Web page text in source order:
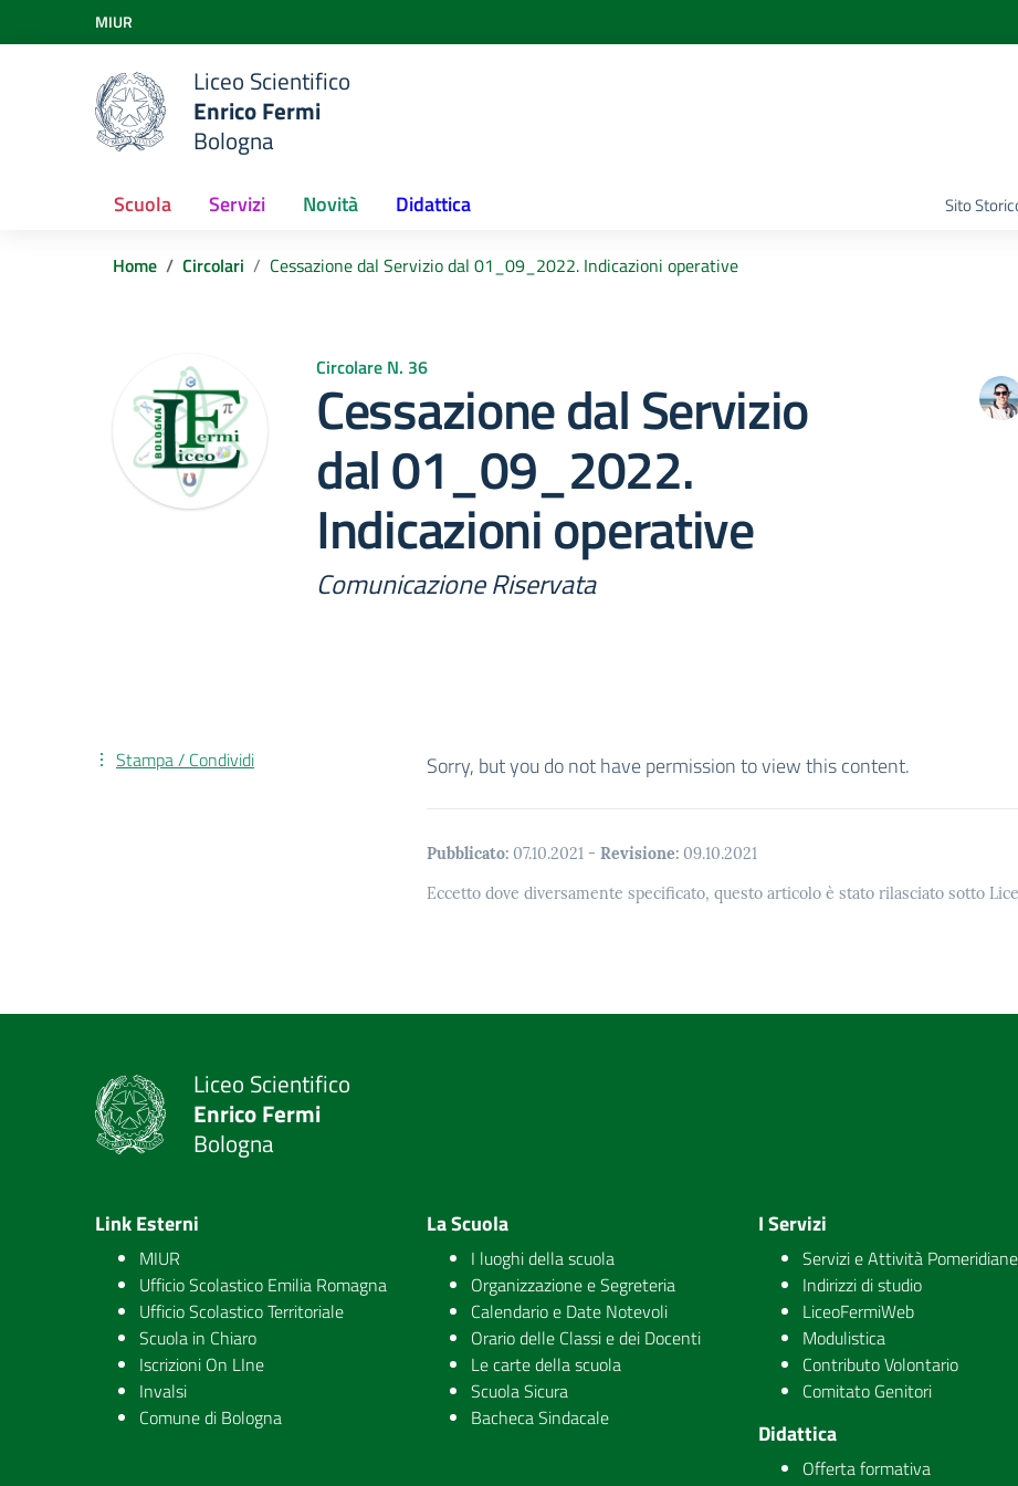
Vai ai contenuti
Vai al menu di navigazione
Vai al footer
MIUR
Liceo Scientifico
Enrico Fermi
Bologna
Sito
Scuola Servizi Novità Didattica
Home Circolari Cessazione dal Servizio dal 01_09_2022. Indicazioni operative
Circolare N. 36
Cessazione dal Servizio
dal 01_09_2022.
Indicazioni operative
Comunicazione Riservata
Sorry, but you do not have permission to view this content.
Pubblicato: 07.10.2021 - Revisione: 09.10.2021
Eccetto dove diversamente specificato, questo articolo è stato rilasciato sotto
Stampa / Condividi
Liceo Scientifico
Enrico Fermi
Bologna
Link Esterni
MIUR
Ufficio Scolastico Emilia Romagna
Ufficio Scolastico Territoriale
Scuola in Chiaro
Iscrizioni On LIne
Invalsi
Comune di Bologna
La Scuola
I luoghi della scuola
Organizzazione e Segreteria
Calendario e Date Notevoli
Orario delle Classi e dei Docenti
Le carte della scuola
Scuola Sicura
Bacheca Sindacale
I Servizi
Servizi e Attività Pomeridiane
Indirizzi di studio
LiceoFermiWeb
Modulistica
Contributo Volontario
Comitato Genitori
Didattica
Offerta formativa